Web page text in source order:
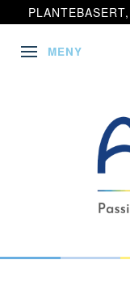
VEKSLE
MENY